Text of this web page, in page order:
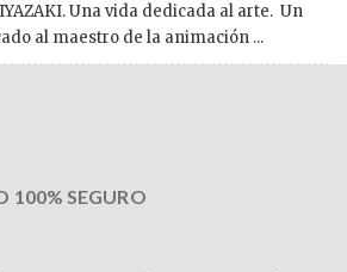
Una vida dedicada al arte. Un
al maestro de la animación ...
100% SEGURO